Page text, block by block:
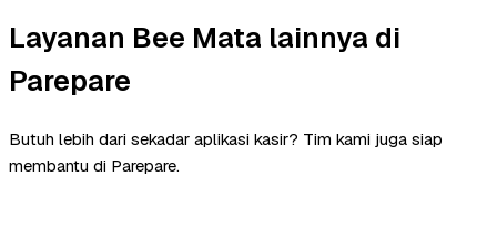
Layanan Bee Mata lainnya di
Parepare
Butuh lebih dari sekadar aplikasi kasir? Tim kami juga siap
membantu di Parepare.